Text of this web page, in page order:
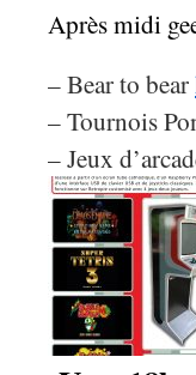
Après midi
– Bear to bear
– Tournois
– Jeux